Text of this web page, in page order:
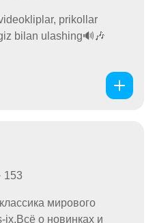
prikollar
bilan ulashing🔊🎶
153
мирового
ix.Всё о новинках и